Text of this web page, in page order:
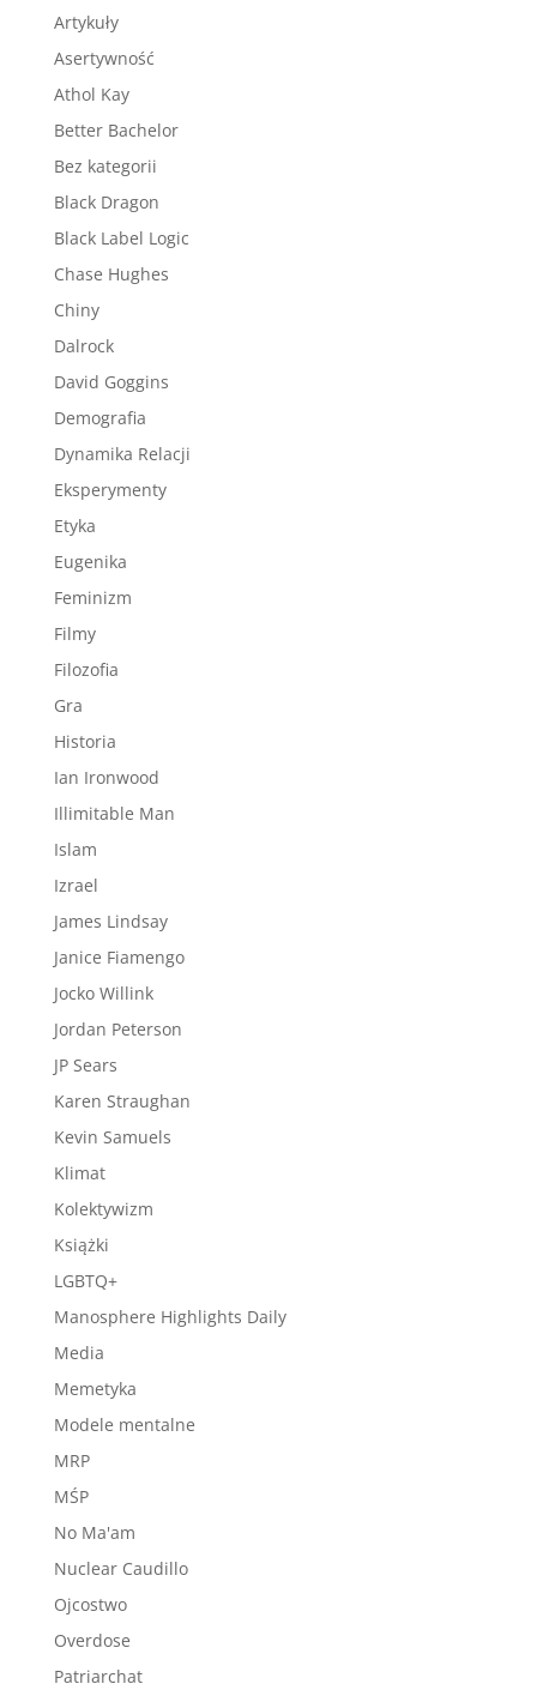
Artykuły
Asertywność
Athol Kay
Better Bachelor
Bez kategorii
Black Dragon
Black Label Logic
Chase Hughes
Chiny
Dalrock
David Goggins
Demografia
Dynamika Relacji
Eksperymenty
Etyka
Eugenika
Feminizm
Filmy
Filozofia
Gra
Historia
Ian Ironwood
Illimitable Man
Islam
Izrael
James Lindsay
Janice Fiamengo
Jocko Willink
Jordan Peterson
JP Sears
Karen Straughan
Kevin Samuels
Klimat
Kolektywizm
Książki
LGBTQ+
Manosphere Highlights Daily
Media
Memetyka
Modele mentalne
MRP
MŚP
No Ma'am
Nuclear Caudillo
Ojcostwo
Overdose
Patriarchat